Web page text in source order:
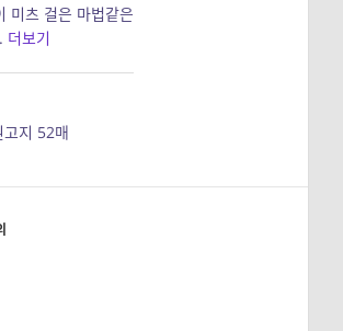
미츠 걸은 마법같은
더보기
지 52매